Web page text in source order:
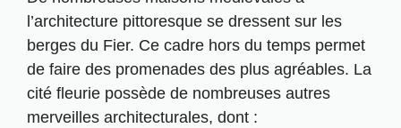
l’architecture pittoresque se dressent sur les
berges du Fier. Ce cadre hors du temps permet
de faire des promenades des plus agréables. La
cité fleurie possède de nombreuses autres
merveilles architecturales, dont :